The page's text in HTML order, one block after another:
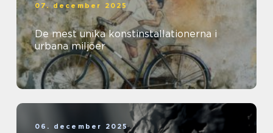
07. december 2025
De mest unika konstinstallationerna i
urbana miljöer
06. december 2025